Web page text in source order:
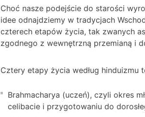
Choć nasze podejście do starości
idee odnajdziemy w tradycjach
czterech etapów życia, tak zwanych
zgodnego z wewnętrzną przemianą i
Cztery etapy życia według hinduizmu
Brahmacharya (uczeń), czyli okres
celibacie i przygotowaniu do